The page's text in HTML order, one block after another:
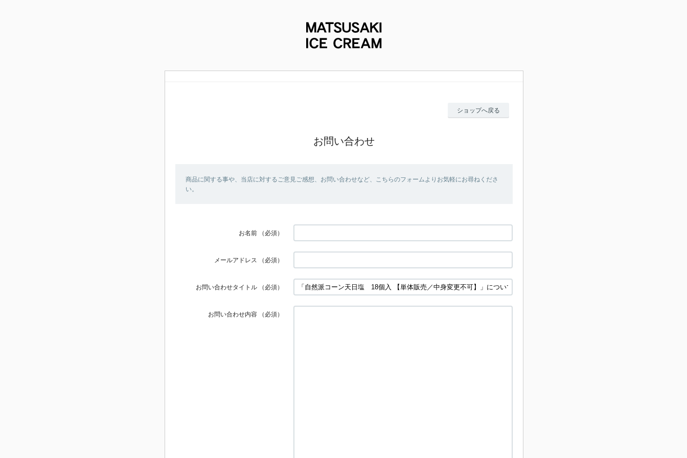
ショップへ戻る
お問い合わせ
商品に関する事や、当店に対するご意見ご感想、お問い合わせなど、こちらのフォームよりお気軽にお尋ねくださ
い。
お名前 （必須）
メールアドレス （必須）
お問い合わせタイトル （必須）
お問い合わせ内容 （必須）